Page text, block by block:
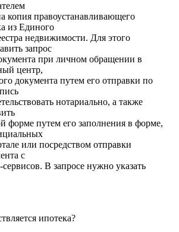
копия правоустанавливающего
из Единого
недвижимости. Для этого
запрос
при личном обращении в
центр,
документа путем его отправки по
нотариально, а также
форме путем его заполнения в форме,
или посредством отправки
с
В запросе нужно указать
ипотека?